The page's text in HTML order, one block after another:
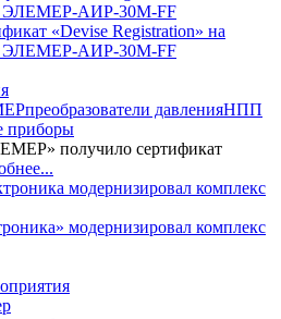
«Devise Registration» на
ЭЛЕМЕР-АИР-30М-FF
преобразователи давленияНПП
приборы
получило сертификат
модернизировал комплекс